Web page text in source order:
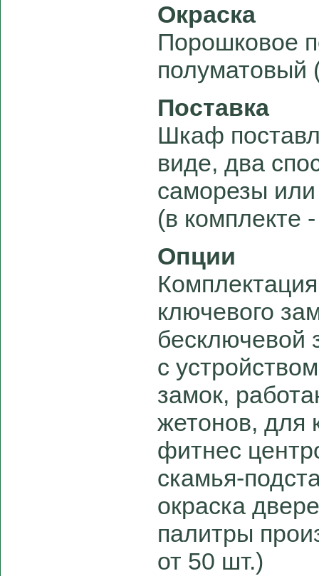
Окраска
Порошковое
полуматовый
Поставка
Шкаф
виде, два
саморезы
(в комплекте
Опции
ключевого
бесключевой
с
замок,
жетонов, для
фитнес
скамья-
окраска
палитры
от 50 шт.)